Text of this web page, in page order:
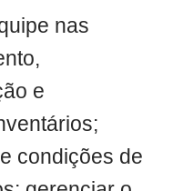
nas
e
condições de